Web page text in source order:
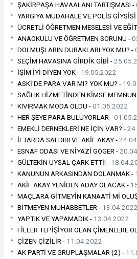
ŞAKİRPAŞA HAVAALANI TARTIŞMASI -
YARGIYA MÜDAHALE VE POLİS GİYSİSİ
ÜCRETLİ ÖĞRETMEN MESELESİ VE
ANAOKULU VE ÖĞRETMEN SORUNU -
DOLMUŞLARIN DURAKLARI YOK MU? -
SEÇİM HAVASINA GİRDİK GİBİ -
İŞİM İYİ DİYEN YOK - 19.05.2022
ASKİ'DE PARA VAR MI? YOK MU? -
SAĞLIK HİZMETİNDEN KİMSE
KIVIRMAK MODA OLDU -01.05.2022
HER ŞEYE PARA BULUYORLAR -
EMEKLİ DERNEKLERİ NE İÇİN VAR? -
İFTARDA SALDIRI VE AKİF AKAY -
ESNAF ODASI VE NİYAZİ GÖGER -
GÜLTEKİN UYSAL ÇARK ETTİ! -
KANUNUN ARKASINDAN DOLANMAK -
AKİF AKAY YENİDEN ADAY OLACAK -
MAÇLARA GİTMEYİN KANAATİ Mİ
BİTMEYEN MUHABBETLER - 13.04.2022
YAPTIK VE YAPAMADIK - 13.04.2022
FİLLER TEPİŞİYOR OLAN ÇİMENLERE
ÇİZEN ÇİZİLİR - 11.04.2022
AK PARTİ VE GRUPLAŞMALAR (2) -